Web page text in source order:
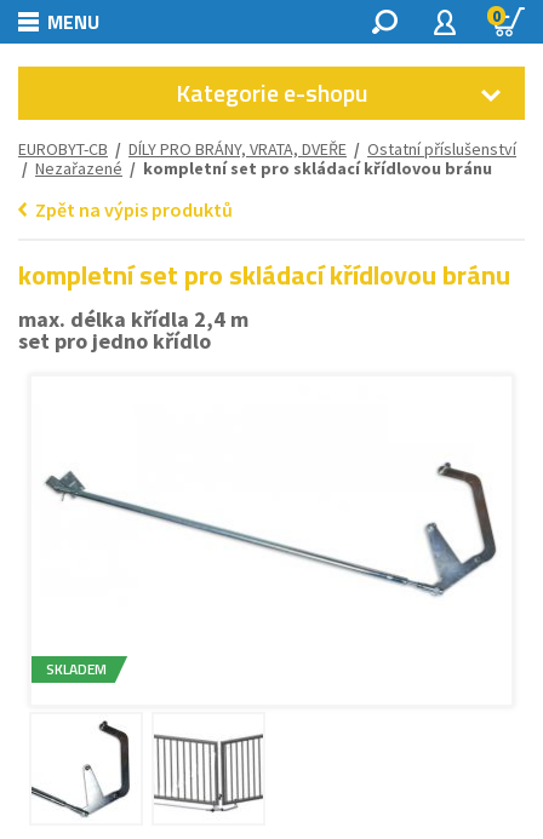
MENU 0
Kategorie e-shopu
EUROBYT-CB / DÍLY PRO BRÁNY, VRATA, DVEŘE / Ostatní příslušenství
/ Nezařazené / kompletní set pro skládací křídlovou bránu
Zpět na výpis produktů
kompletní set pro skládací křídlovou bránu
max. délka křídla 2,4 m
set pro jedno křídlo
SKLADEM